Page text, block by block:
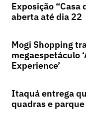
Exposição “Casa
aberta até dia 22
Mogi Shopping
megaespetáculo
Experience’
Itaquá entrega
quadras e